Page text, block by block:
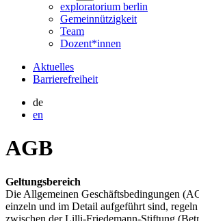
exploratorium berlin
Gemeinnützigkeit
Team
Dozent*innen
Aktuelles
Barrierefreiheit
de
en
AGB
Geltungsbereich
Die Allgemeinen Geschäftsbedingungen
einzeln und im Detail aufgeführt sind,
zwischen der Lilli-Friedemann-Stiftung